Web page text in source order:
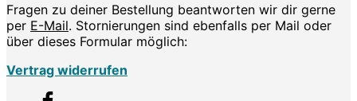
Fragen zu deiner Bestellung beantworten wir dir gerne
per E-Mail. Stornierungen sind ebenfalls per Mail oder
über dieses Formular möglich:
Vertrag widerrufen